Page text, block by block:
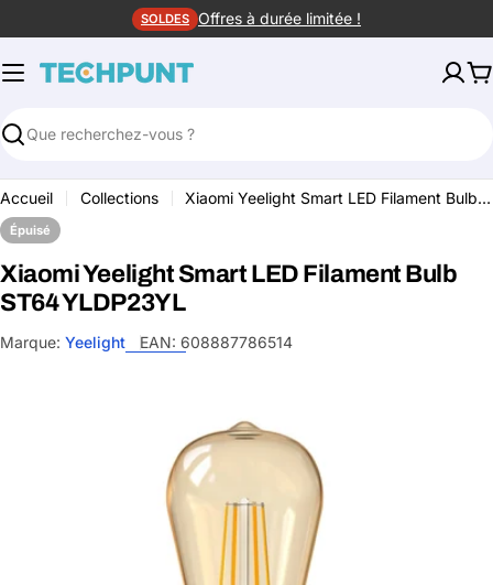
au
contenu
SOLDES Offres à durée limitée !
Rechercher
Accueil Collections Xiaomi Yeelight Smart LED Filament Bulb ST64 YLDP23YL
Épuisé
Xiaomi Yeelight Smart LED Filament Bulb
ST64 YLDP23YL
Marque: Yeelight EAN: 608887786514